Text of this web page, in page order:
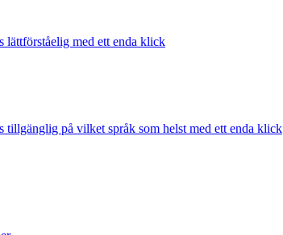
lättförståelig med ett enda klick
tillgänglig på vilket språk som helst med ett enda klick